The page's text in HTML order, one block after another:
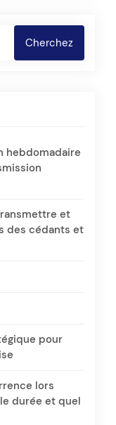
Cherchez
hebdomadaire
et
des cédants et
pour
lors
durée et quel